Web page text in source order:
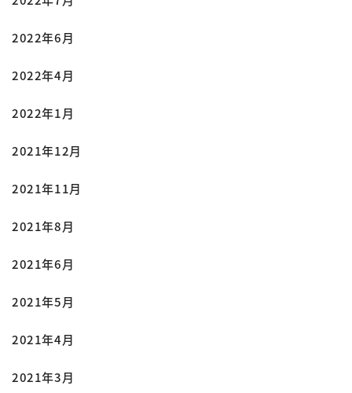
2022年6月
2022年4月
2022年1月
2021年12月
2021年11月
2021年8月
2021年6月
2021年5月
2021年4月
2021年3月